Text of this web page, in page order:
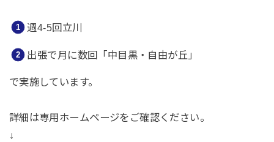
週4-5回立川
出張で月に数回「中目黒・自由が丘」
で実施しています。
詳細は専用ホームページをご確認ください。
↓